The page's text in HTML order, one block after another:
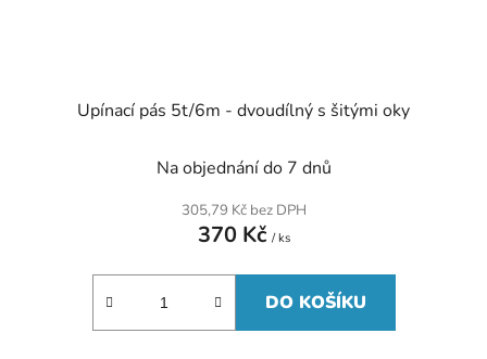
Upínací pás 5t/6m - dvoudílný s šitými oky
Na objednání do 7 dnů
305,79 Kč bez DPH
370 Kč / ks
DO KOŠÍKU